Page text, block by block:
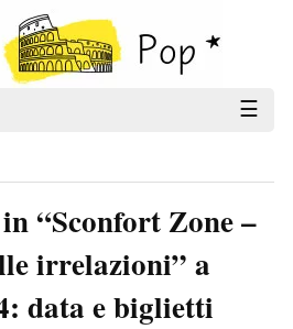
☰
“Sconfort Zone –
irrelazioni” a
data e biglietti